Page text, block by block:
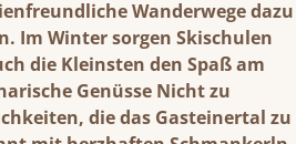
Wanderwege dazu
Im Winter sorgen Skischulen
die Kleinsten den Spaß am
Genüsse Nicht zu
die das Gasteinertal zu